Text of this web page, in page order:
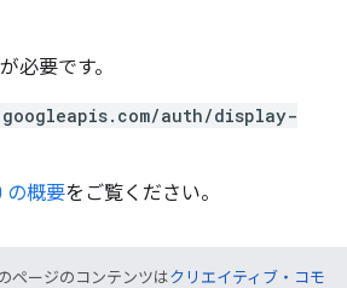
必要です。
auth/display-
の概要をご覧ください。
ページのコンテンツはクリエイティブ・コモ